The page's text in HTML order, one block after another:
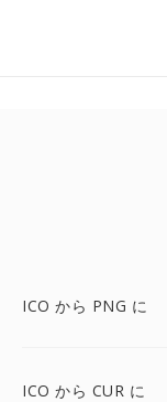
ICO から PNG に
ICO から CUR に